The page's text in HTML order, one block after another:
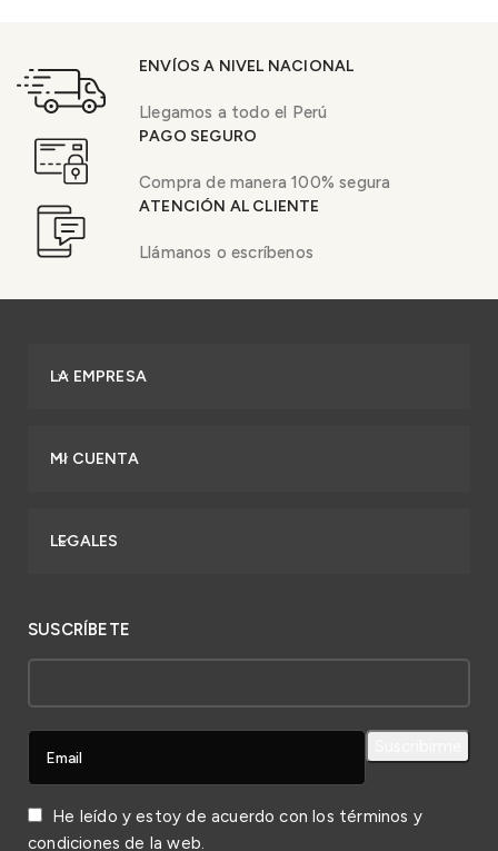
ENVÍOS A NIVEL NACIONAL
Llegamos a todo el Perú
PAGO SEGURO
Compra de manera 100% segura
ATENCIÓN AL CLIENTE
Llámanos o escríbenos
LA EMPRESA
MI CUENTA
LEGALES
SUSCRÍBETE
He leído y estoy de acuerdo con los términos y
condiciones de la web.